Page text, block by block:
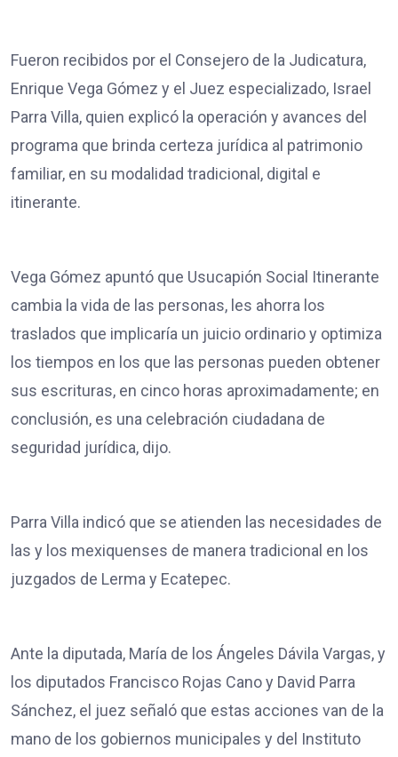
Fueron recibidos por el Consejero de la Judicatura,
Enrique Vega Gómez y el Juez especializado, Israel
Parra Villa, quien explicó la operación y avances del
programa que brinda certeza jurídica al patrimonio
familiar, en su modalidad tradicional, digital e
itinerante.
Vega Gómez apuntó que Usucapión Social Itinerante
cambia la vida de las personas, les ahorra los
traslados que implicaría un juicio ordinario y optimiza
los tiempos en los que las personas pueden obtener
sus escrituras, en cinco horas aproximadamente; en
conclusión, es una celebración ciudadana de
seguridad jurídica, dijo.
Parra Villa indicó que se atienden las necesidades de
las y los mexiquenses de manera tradicional en los
juzgados de Lerma y Ecatepec.
Ante la diputada, María de los Ángeles Dávila Vargas, y
los diputados Francisco Rojas Cano y David Parra
Sánchez, el juez señaló que estas acciones van de la
mano de los gobiernos municipales y del Instituto